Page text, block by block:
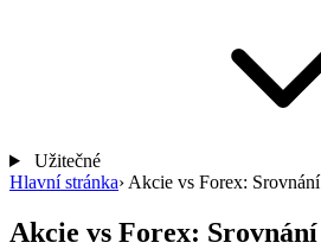
Užitečné
Hlavní stránka› Akcie vs Forex: Srovnání
Akcie vs Forex: Srovnání